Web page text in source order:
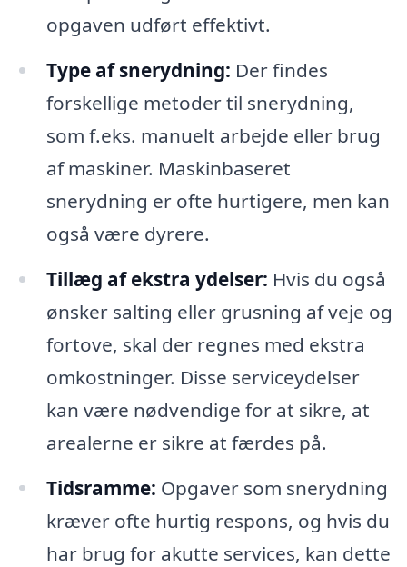
opgaven udført effektivt.
Type af snerydning: Der findes
forskellige metoder til snerydning,
som f.eks. manuelt arbejde eller brug
af maskiner. Maskinbaseret
snerydning er ofte hurtigere, men kan
også være dyrere.
Tillæg af ekstra ydelser: Hvis du også
ønsker salting eller grusning af veje og
fortove, skal der regnes med ekstra
omkostninger. Disse serviceydelser
kan være nødvendige for at sikre, at
arealerne er sikre at færdes på.
Tidsramme: Opgaver som snerydning
kræver ofte hurtig respons, og hvis du
har brug for akutte services, kan dette